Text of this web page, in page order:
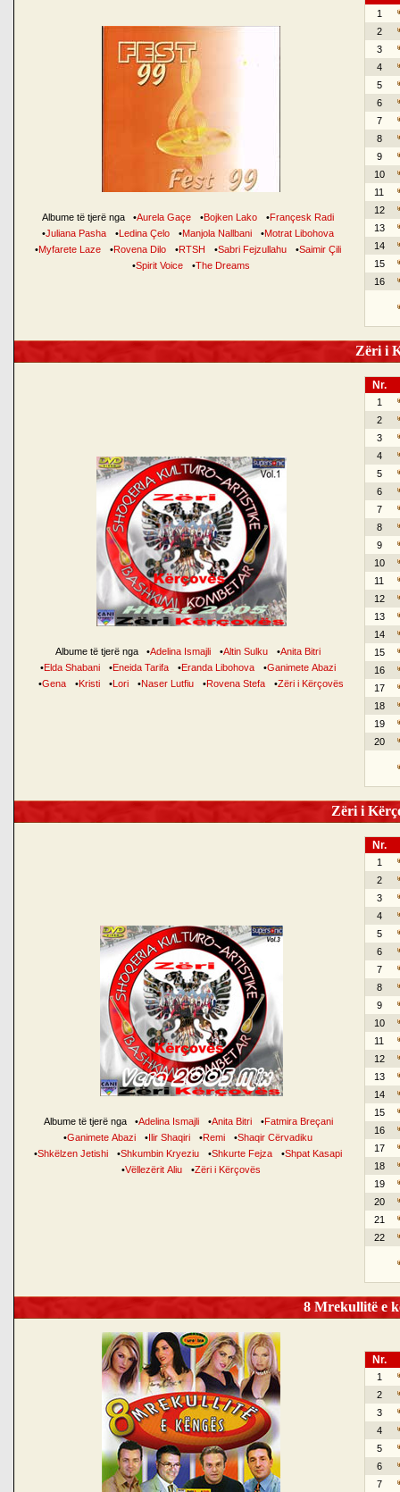
Albume të tjerë nga •Aurela Gaçe •Bojken Lako •Françesk Radi
•Juliana Pasha •Ledina Çelo •Manjola Nallbani •Motrat Libohova
•Myfarete Laze •Rovena Dilo •RTSH •Sabri Fejzullahu •Saimir Çili
•Spirit Voice •The Dreams
1
2
3
4
5
6
7
8
9
10
11
12
13
14
15
16
Zëri i
Albume të tjerë nga •Adelina Ismajli •Altin Sulku •Anita Bitri
•Elda Shabani •Eneida Tarifa •Eranda Libohova •Ganimete Abazi
•Gena •Kristi •Lori •Naser Lutfiu •Rovena Stefa •Zëri i Kërçovës
Nr.
1
2
3
4
5
6
7
8
9
10
11
12
13
14
15
16
17
18
19
20
Zëri i
Albume të tjerë nga •Adelina Ismajli •Anita Bitri •Fatmira Breçani
•Ganimete Abazi •Ilir Shaqiri •Remi •Shaqir Cërvadiku
•Shkëlzen Jetishi •Shkumbin Kryeziu •Shkurte Fejza •Shpat Kasapi
•Vëllezërit Aliu •Zëri i Kërçovës
Nr.
1
2
3
4
5
6
7
8
9
10
11
12
13
14
15
16
17
18
19
20
21
22
8 Mrekullitë e
Nr.
1
2
3
4
5
6
7